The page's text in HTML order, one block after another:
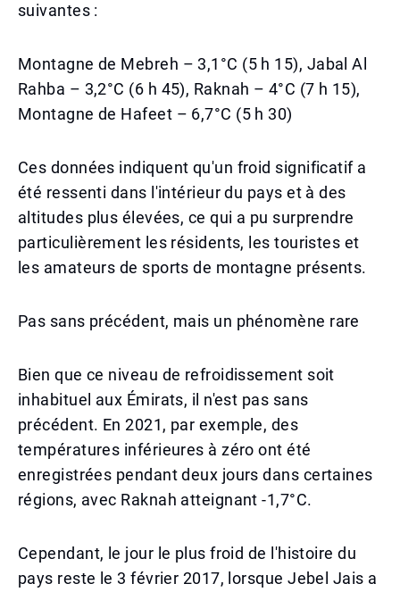
suivantes :
Montagne de Mebreh – 3,1°C (5 h 15), Jabal Al
Rahba – 3,2°C (6 h 45), Raknah – 4°C (7 h 15),
Montagne de Hafeet – 6,7°C (5 h 30)
Ces données indiquent qu'un froid significatif a
été ressenti dans l'intérieur du pays et à des
altitudes plus élevées, ce qui a pu surprendre
particulièrement les résidents, les touristes et
les amateurs de sports de montagne présents.
Pas sans précédent, mais un phénomène rare
Bien que ce niveau de refroidissement soit
inhabituel aux Émirats, il n'est pas sans
précédent. En 2021, par exemple, des
températures inférieures à zéro ont été
enregistrées pendant deux jours dans certaines
régions, avec Raknah atteignant -1,7°C.
Cependant, le jour le plus froid de l'histoire du
pays reste le 3 février 2017, lorsque Jebel Jais a